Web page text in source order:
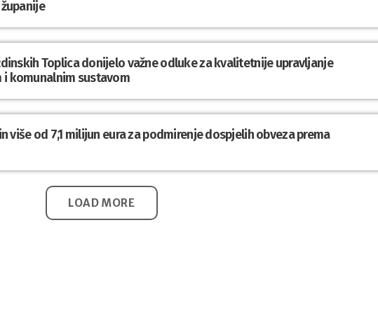
Toplica donijelo važne odluke za kvalitetnije upravljanje
komunalnim sustavom
više od 7,1 milijun eura za podmirenje dospjelih obveza prema
LOAD MORE